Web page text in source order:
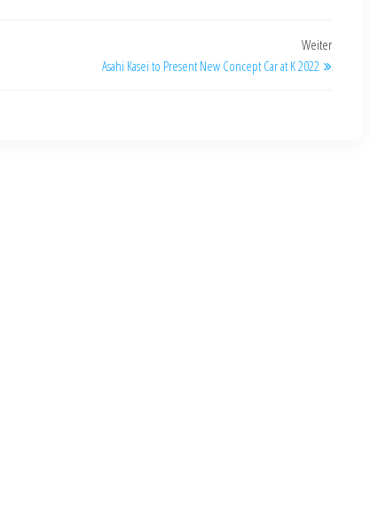
Weiter
Asahi Kasei to Present New Concept Car at K 2022